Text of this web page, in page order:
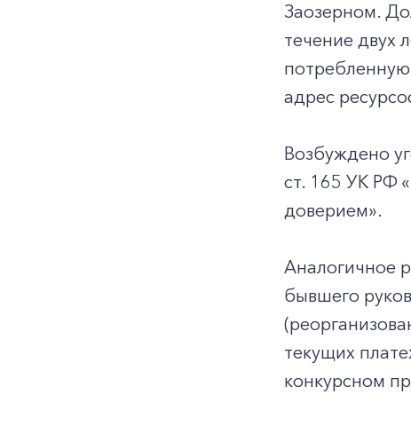
Заозерном.
течение двух
адрес
Возбуждено
ст. 165 УК РФ
доверием».
Аналогичное
бывшего
текущих
конкурсном